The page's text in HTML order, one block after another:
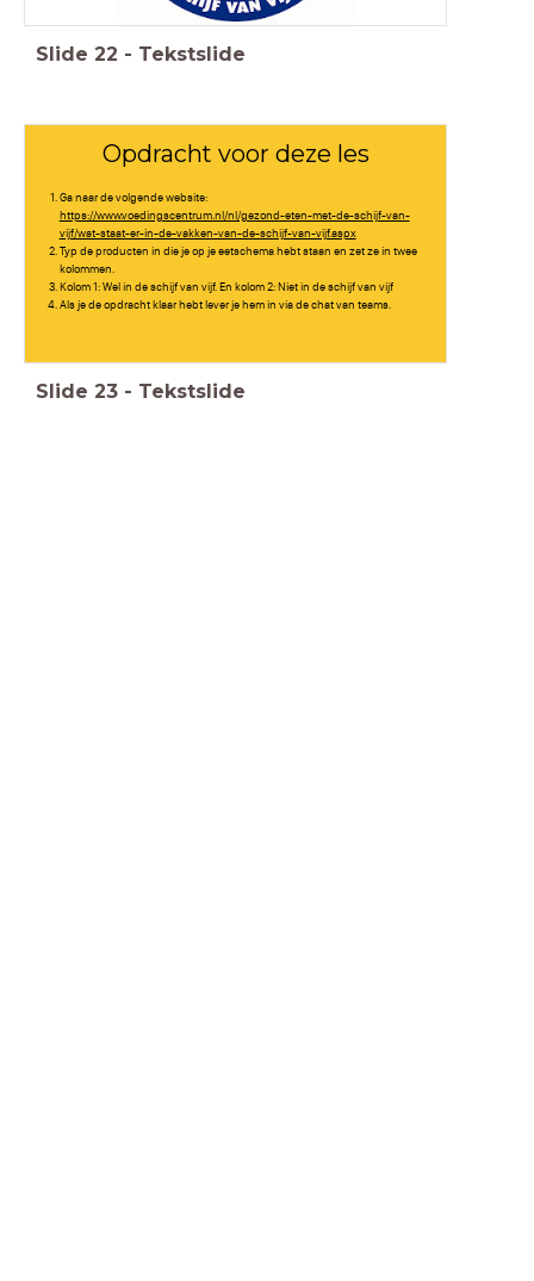
Slide 22 - Tekstslide
Opdracht voor deze les
Ga naar de volgende website:
https://www.voedingscentrum.nl/nl/gezond-eten-met-de-schijf-van-
vijf/wat-staat-er-in-de-vakken-van-de-schijf-van-vijf.aspx
Typ de producten in die je op je eetschema hebt staan en zet ze in twee
kolommen.
Kolom 1: Wel in de schijf van vijf. En kolom 2: Niet in de schijf van vijf
Als je de opdracht klaar hebt lever je hem in via de chat van teams.
Slide 23 - Tekstslide